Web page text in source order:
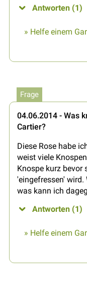
Antworten (1)
» Helfe einem
Frage
04.06.2014 - Was
Cartier?
Diese Rose habe
weist viele
Knospe kurz
'eingefressen'
was kann ich
Antworten (1)
» Helfe einem